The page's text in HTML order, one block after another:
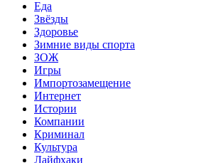
Еда
Звёзды
Здоровье
Зимние виды спорта
ЗОЖ
Игры
Импортозамещение
Интернет
Истории
Компании
Криминал
Культура
Лайфхаки